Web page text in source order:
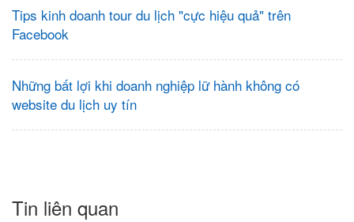
Tips kinh doanh tour du lịch "cực hiệu quả" trên
Facebook
Những bất lợi khi doanh nghiệp lữ hành không có
website du lịch uy tín
Tin liên quan